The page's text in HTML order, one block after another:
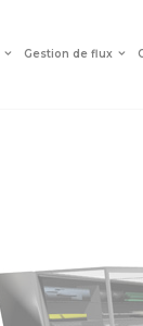
Gestion de flux